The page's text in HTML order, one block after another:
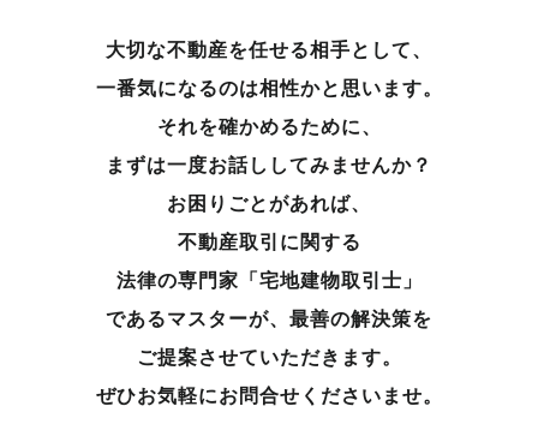
大切な不動産を任せる相手として、
一番気になるのは相性かと思います。
それを確かめるために、
まずは一度お話ししてみませんか？
お困りごとがあれば、
不動産取引に関する
法律の専門家「宅地建物取引士」
であるマスターが、 最善の解決策を
ご提案させていただきます。
ぜひお気軽にお問合せくださいませ。